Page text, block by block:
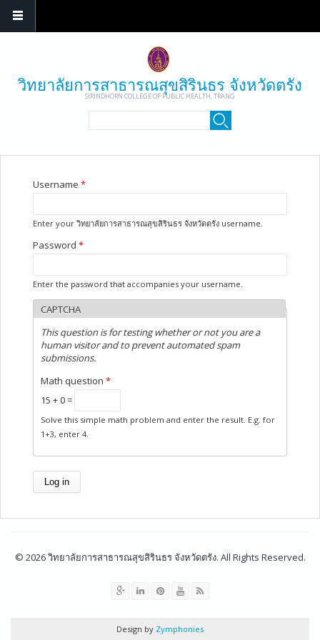
วิทยาลัยการสาธารณสุขสิรินธร จังหวัดตรัง
SIRINDHORN COLLEGE OF PUBLIC HEALTH, TRANG
YOU ARE HERE
Username *
Enter your วิทยาลัยการสาธารณสุขสิรินธร จังหวัดตรัง username.
Password *
Enter the password that accompanies your username.
CAPTCHA
This question is for testing whether or not you are a
human visitor and to prevent automated spam
submissions.
Math question *
15 + 0 =
Solve this simple math problem and enter the result. E.g. for
1+3, enter 4.
© 2026 วิทยาลัยการสาธารณสุขสิรินธร จังหวัดตรัง. All Rights Reserved.
Design by Zymphonies